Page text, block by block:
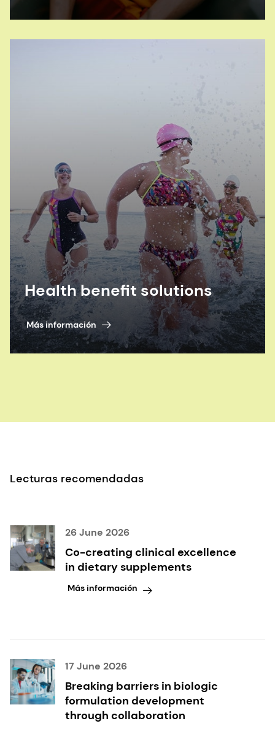
Health benefit solutions
Más información
Lecturas recomendadas
26 June 2026
Co-creating clinical excellence
in dietary supplements
Más información
17 June 2026
Breaking barriers in biologic
formulation development
through collaboration